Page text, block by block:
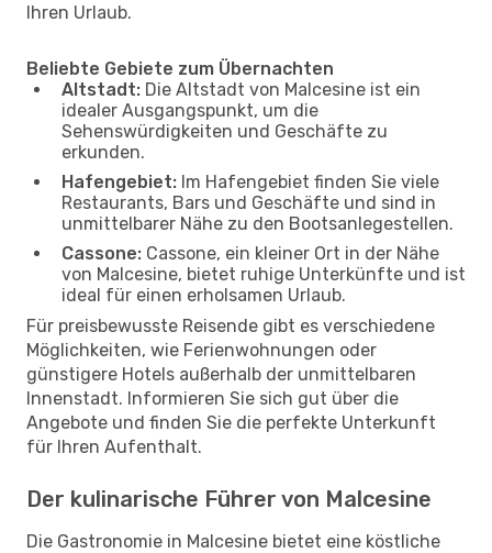
Ihren Urlaub.
Beliebte Gebiete zum Übernachten
Altstadt: Die Altstadt von Malcesine ist ein
idealer Ausgangspunkt, um die
Sehenswürdigkeiten und Geschäfte zu
erkunden.
Hafengebiet: Im Hafengebiet finden Sie viele
Restaurants, Bars und Geschäfte und sind in
unmittelbarer Nähe zu den Bootsanlegestellen.
Cassone: Cassone, ein kleiner Ort in der Nähe
von Malcesine, bietet ruhige Unterkünfte und ist
ideal für einen erholsamen Urlaub.
Für preisbewusste Reisende gibt es verschiedene
Möglichkeiten, wie Ferienwohnungen oder
günstigere Hotels außerhalb der unmittelbaren
Innenstadt. Informieren Sie sich gut über die
Angebote und finden Sie die perfekte Unterkunft
für Ihren Aufenthalt.
Der kulinarische Führer von Malcesine
Die Gastronomie in Malcesine bietet eine köstliche